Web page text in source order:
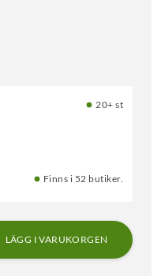
20+ st
Finns i 52 butiker.
LÄGG I VARUKORGEN